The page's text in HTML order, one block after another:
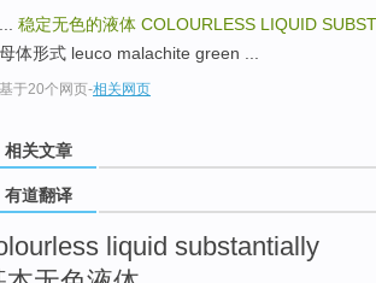
稳定无色的液体 COLOURLESS LIQUID
母体形式 leuco malachite green ...
基于20个网页-相关网页
相关文章
有道翻译
liquid substantially